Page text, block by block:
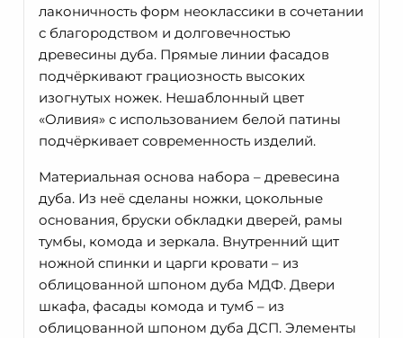
лаконичность форм неоклассики в сочетании
с благородством и долговечностью
древесины дуба. Прямые линии фасадов
подчёркивают грациозность высоких
изогнутых ножек. Нешаблонный цвет
«Оливия» с использованием белой патины
подчёркивает современность изделий.
Материальная основа набора – древесина
дуба. Из неё сделаны ножки, цокольные
основания, бруски обкладки дверей, рамы
тумбы, комода и зеркала. Внутренний щит
ножной спинки и царги кровати – из
облицованной шпоном дуба МДФ. Двери
шкафа, фасады комода и тумб – из
облицованной шпоном дуба ДСП. Элементы